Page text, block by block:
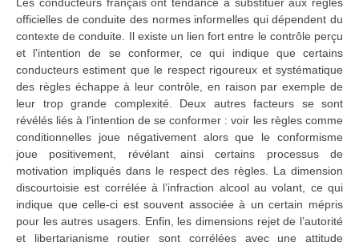
officielles de conduite des normes informelles qui dépendent du
contexte de conduite. Il existe un lien fort entre le contrôle perçu
et l'intention de se conformer, ce qui indique que certains
conducteurs estiment que le respect rigoureux et systématique
des règles échappe à leur contrôle, en raison par exemple de
leur trop grande complexité. Deux autres facteurs se sont
révélés liés à l'intention de se conformer : voir les règles comme
conditionnelles joue négativement alors que le conformisme
joue positivement, révélant ainsi certains processus de
motivation impliqués dans le respect des règles. La dimension
discourtoisie est corrélée à l’infraction alcool au volant, ce qui
indique que celle-ci est souvent associée à un certain mépris
pour les autres usagers. Enfin, les dimensions rejet de l’autorité
et libertarianisme routier sont corrélées avec une attitude